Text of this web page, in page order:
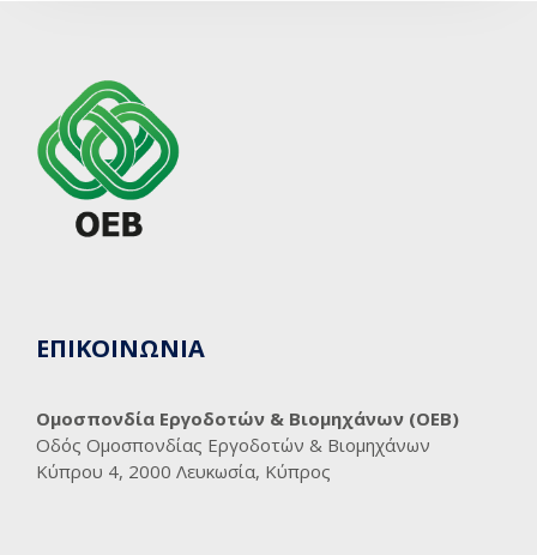
ΕΠΙΚΟΙΝΩΝΙΑ
Ομοσπονδία Εργοδοτών & Βιομηχάνων (ΟΕΒ)
Οδός Ομοσπονδίας Εργοδοτών & Βιομηχάνων
Κύπρου 4, 2000 Λευκωσία, Κύπρος